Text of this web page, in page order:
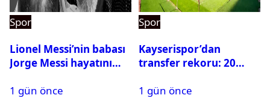
Spor
Lionel Messi’nin babası
Jorge Messi hayatını
1 gün önce
Spor
Kayserispor’dan
transfer rekoru: 20
1 gün önce